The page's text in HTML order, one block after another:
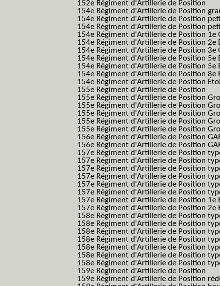
152e Régiment d'Artillerie de Position
154e Régiment d'Artillerie de Position
154e Régiment d'Artillerie de Position
154e Régiment d'Artillerie de Position
154e Régiment d'Artillerie de Position 1e
154e Régiment d'Artillerie de Position 2e
154e Régiment d'Artillerie de Position 3e
154e Régiment d'Artillerie de Position 5e
154e Régiment d'Artillerie de Position 5e
154e Régiment d'Artillerie de Position 8e
154e Régiment d'Artillerie de Position
155e Régiment d'Artillerie de Position
155e Régiment d'Artillerie de Position
155e Régiment d'Artillerie de Position
155e Régiment d'Artillerie de Position
155e Régiment d'Artillerie de Position
155e Régiment d'Artillerie de Position
156e Régiment d'Artillerie de Position
156e Régiment d'Artillerie de Position
157e Régiment d'Artillerie de Position
157e Régiment d'Artillerie de Position
157e Régiment d'Artillerie de Position
157e Régiment d'Artillerie de Position
157e Régiment d'Artillerie de Position
157e Régiment d'Artillerie de Position
157e Régiment d'Artillerie de Position 1e
157e Régiment d'Artillerie de Position 2e
158e Régiment d'Artillerie de Position
158e Régiment d'Artillerie de Position
158e Régiment d'Artillerie de Position
158e Régiment d'Artillerie de Position
158e Régiment d'Artillerie de Position
158e Régiment d'Artillerie de Position
158e Régiment d'Artillerie de Position
159e Régiment d'Artillerie de Position
159e Régiment d'Artillerie de Position